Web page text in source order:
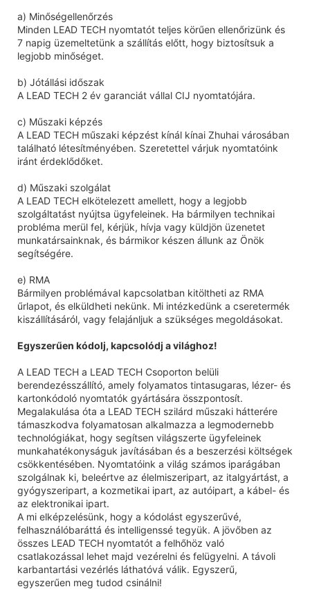
a) Minőségellenőrzés
Minden LEAD TECH nyomtatót teljes körűen ellenőrizünk és
7 napig üzemeltetünk a szállítás előtt, hogy biztosítsuk a
legjobb minőséget.
b) Jótállási időszak
A LEAD TECH 2 év garanciát vállal CIJ nyomtatójára.
c) Műszaki képzés
A LEAD TECH műszaki képzést kínál kínai Zhuhai városában
található létesítményében. Szeretettel várjuk nyomtatóink
iránt érdeklődőket.
d) Műszaki szolgálat
A LEAD TECH elkötelezett amellett, hogy a legjobb
szolgáltatást nyújtsa ügyfeleinek. Ha bármilyen technikai
probléma merül fel, kérjük, hívja vagy küldjön üzenetet
munkatársainknak, és bármikor készen állunk az Önök
segítségére.
e) RMA
Bármilyen problémával kapcsolatban kitöltheti az RMA
űrlapot, és elküldheti nekünk. Mi intézkedünk a cseretermék
kiszállításáról, vagy felajánljuk a szükséges megoldásokat.
Egyszerűen kódolj, kapcsolódj a világhoz!
A LEAD TECH a LEAD TECH Csoporton belüli
berendezésszállító, amely folyamatos tintasugaras, lézer- és
kartonkódoló nyomtatók gyártására összpontosít.
Megalakulása óta a LEAD TECH szilárd műszaki hátterére
támaszkodva folyamatosan alkalmazza a legmodernebb
technológiákat, hogy segítsen világszerte ügyfeleinek
munkahatékonyságuk javításában és a beszerzési költségek
csökkentésében. Nyomtatóink a világ számos iparágában
szolgálnak ki, beleértve az élelmiszeripart, az italgyártást, a
gyógyszeripart, a kozmetikai ipart, az autóipart, a kábel- és
az elektronikai ipart.
A mi elképzelésünk, hogy a kódolást egyszerűvé,
felhasználóbaráttá és intelligenssé tegyük. A jövőben az
összes LEAD TECH nyomtatót a felhőhöz való
csatlakozással lehet majd vezérelni és felügyelni. A távoli
karbantartási vezérlés láthatóvá válik. Egyszerű,
egyszerűen meg tudod csinálni!